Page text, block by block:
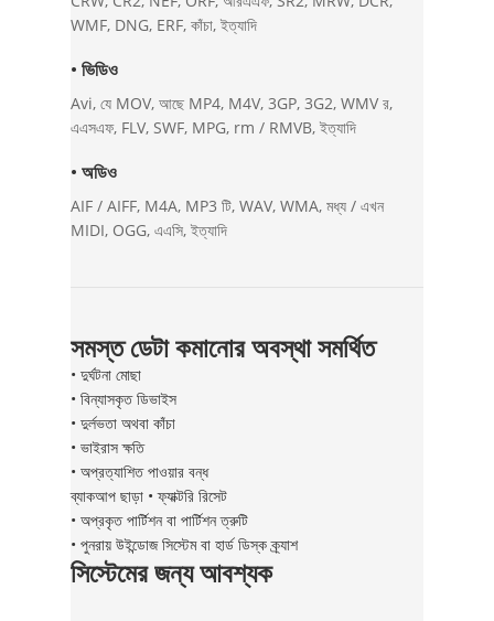
WMF, DNG, ERF, কাঁচা, ইত্যাদি
• ভিডিও
Avi, যে MOV, আছে MP4, M4V, 3GP, 3G2, WMV র,
এএসএফ, FLV, SWF, MPG, rm / RMVB, ইত্যাদি
• অডিও
AIF / AIFF, M4A, MP3 টি, WAV, WMA, মধ্য / এখন
MIDI, OGG, এএসি, ইত্যাদি
সমস্ত ডেটা কমানোর অবস্থা সমর্থিত
• দুর্ঘটনা মোছা
• বিন্যাসকৃত ডিভাইস
• দুর্লভতা অথবা কাঁচা
• ভাইরাস ক্ষতি
• অপ্রত্যাশিত পাওয়ার বন্ধ
ব্যাকআপ ছাড়া • ফ্যাক্টরি রিসেট
• অপ্রকৃত পার্টিশন বা পার্টিশন ত্রুটি
• পুনরায় উইন্ডোজ সিস্টেম বা হার্ড ডিস্ক ক্র্যাশ
সিস্টেমের জন্য আবশ্যক